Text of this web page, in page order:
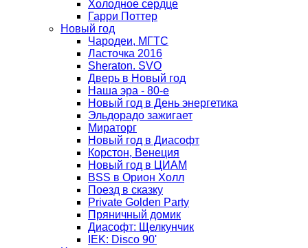
Холодное сердце
Гарри Поттер
Новый год
Чародеи, МГТС
Ласточка 2016
Sheraton. SVO
Дверь в Новый год
Наша эра - 80-е
Новый год в День энергетика
Эльдорадо зажигает
Мираторг
Новый год в Диасофт
Корстон, Венеция
Новый год в ЦИАМ
BSS в Орион Холл
Поезд в сказку
Private Golden Party
Пряничный домик
Диасофт: Щелкунчик
IEK: Disco 90'